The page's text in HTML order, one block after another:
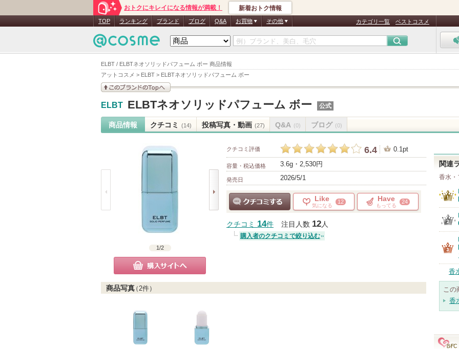
ELBT / ELBTネオソリッドパフューム ボー 商品情報
アットコスメ > ELBT > ELBTネオソリッドパフューム ボー
おトクにキレイになる情報が満載！ 新着おトク情報
TOP ランキング ブランド ブログ Q&A お買物 その他 カテゴリ一覧 ベストコスメ
このブランドの情報を
ELBT ELBTネオソリッドパフューム ボー 公式
商品情報 クチコミ (14) 投稿写真・動画 (27) Q&A (0) ブログ (0)
1/2
購入サイトへ
クチコミ評価 6.4 0.1pt
容量・税込価格 3.6g・2,530円
発売日 2026/5/1
Like
気になる
12 Have
もってる
24
クチコミ 14件 注目人数 12人
購入者のクチコミで絞り込む
商品写真（2件）
関連
香水・
香
この
香